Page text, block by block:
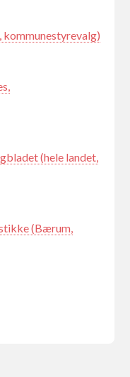
(hele landet,
(Bærum,